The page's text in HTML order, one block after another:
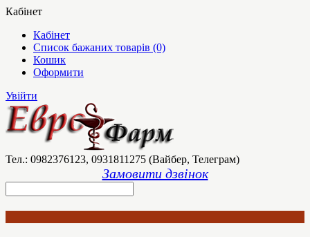
Кабінет
Кабінет
Список бажаних товарів (0)
Кошик
Оформити
Увійти
Тел.: 0982376123, 0931811275 (Вайбер, Телеграм)
Замовити дзвінок